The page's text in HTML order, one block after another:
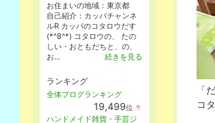
「
コ
お住まいの地域： 東京都
自己紹介：カッパチャンネ
ルR カッパのコタロウだす
(*^8^*) コタロウの、 たの
しい・おともだちと、の、
お...
続きを見る
ランキング
全体ブログランキング
19,499位 ↑
ハンドメイド雑貨・手芸ジ